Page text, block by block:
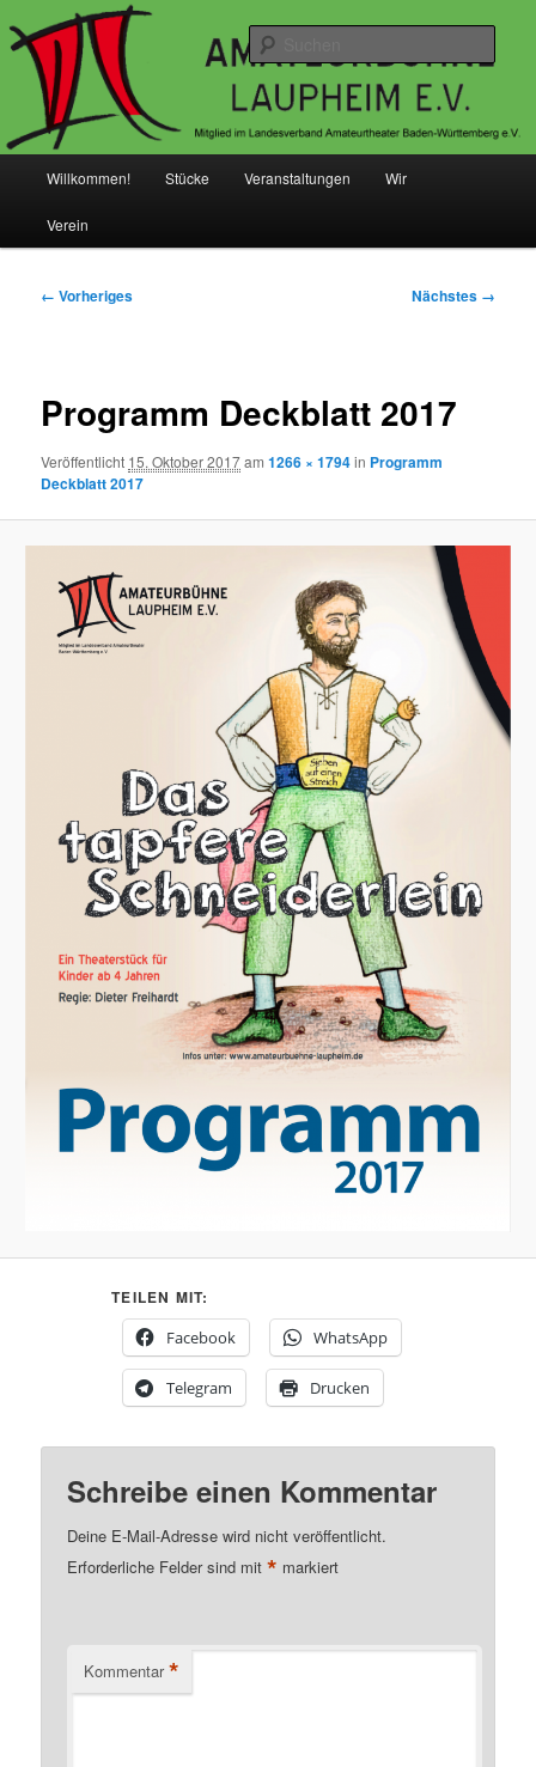
primären
Inhalt
springenAmateurbühne Laupheim e.V.
Mitglied im Landesverband Amateurtheater Baden-Würgtemberg e.V.
Willkommen! Stücke Veranstaltungen Wir
Verein
Bilder-
← Vorheriges Nächstes →
Programm Deckblatt 2017
Veröffentlicht 15. Oktober 2017am1266 × 1794in Programm
Deckblatt 2017
TEILEN MIT:
Facebook
WhatsApp
Telegram Drucken
Schreibe einen Kommentar
Deine E-Mail-Adresse wird nicht veröffentlicht.
Erforderliche Felder sind mit* markiert
Kommentar *